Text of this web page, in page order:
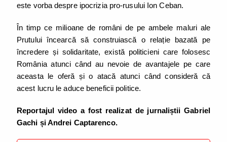
este vorba despre ipocrizia pro-rusului Ion Ceban.
În timp ce milioane de români de pe ambele maluri ale
Prutului încearcă să construiască o relație bazată pe
încredere și solidaritate, există politicieni care folosesc
România atunci când au nevoie de avantajele pe care
aceasta le oferă și o atacă atunci când consideră că
acest lucru le aduce beneficii politice.
Reportajul video a fost realizat de jurnaliștii Gabriel
Gachi și Andrei Captarenco.